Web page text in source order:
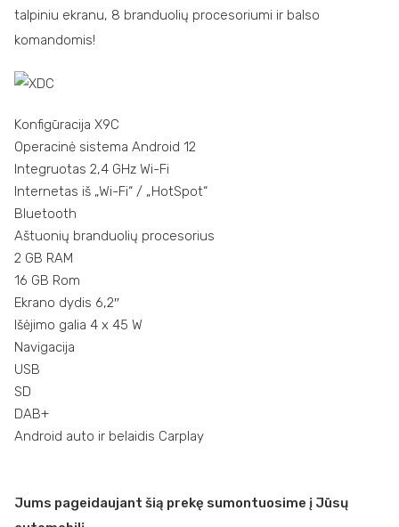
talpiniu ekranu, 8 branduolių procesoriumi ir balso
komandomis!
Konfigūracija X9C
Operacinė sistema Android 12
Integruotas 2,4 GHz Wi-Fi
Internetas iš „Wi-Fi“ / „HotSpot“
Bluetooth
Aštuonių branduolių procesorius
2 GB RAM
16 GB Rom
Ekrano dydis 6,2″
Išėjimo galia 4 x 45 W
Navigacija
USB
SD
DAB+
Android auto ir belaidis Carplay
Jums pageidaujant šią prekę sumontuosime į Jūsų